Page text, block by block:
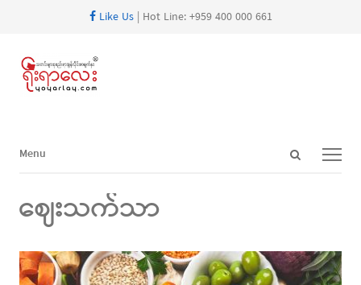
Like Us| Hot Line: +959 400 000 661
Open
Menu
Menu
ဈေးသက်သာ